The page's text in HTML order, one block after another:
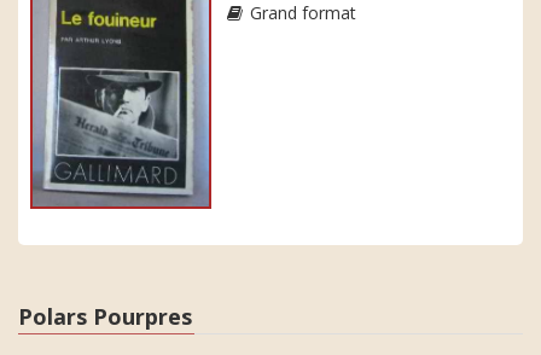
Grand format
Polars Pourpres